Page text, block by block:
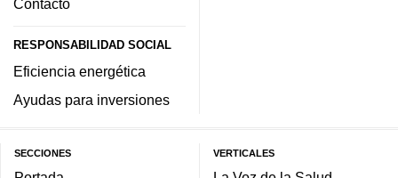
Contacto
RESPONSABILIDAD SOCIAL
Eficiencia energética
Ayudas para inversiones
SECCIONES VERTICALES